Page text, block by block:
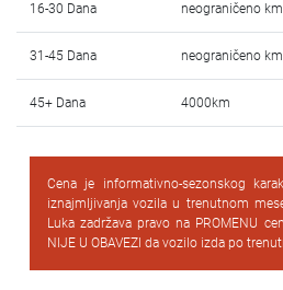
16-30 Dana neograničeno km
31-45 Dana neograničeno km
45+ Dana 4000km
Cena je informativno-sezonskog
iznajmljivanja vozila u trenutnom
Luka zadržava pravo na PROMENU
NIJE U OBAVEZI da vozilo izda po